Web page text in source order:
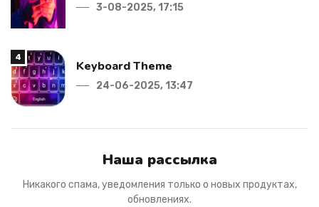
3-08-2025, 17:15
4
Keyboard Theme
24-06-2025, 13:47
Наша рассылка
Никакого спама, уведомления только о новых продуктах,
обновлениях.